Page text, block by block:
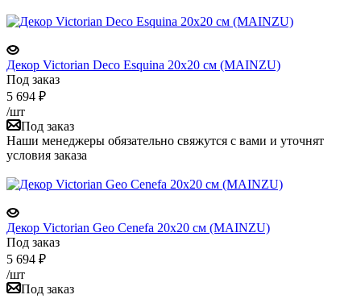
Декор Victorian Deco Esquina 20x20 см (MAINZU)
Под заказ
5 694 ₽
/шт
Под заказ
Наши менеджеры обязательно свяжутся с вами и уточнят
условия заказа
Декор Victorian Geo Cenefa 20x20 см (MAINZU)
Под заказ
5 694 ₽
/шт
Под заказ